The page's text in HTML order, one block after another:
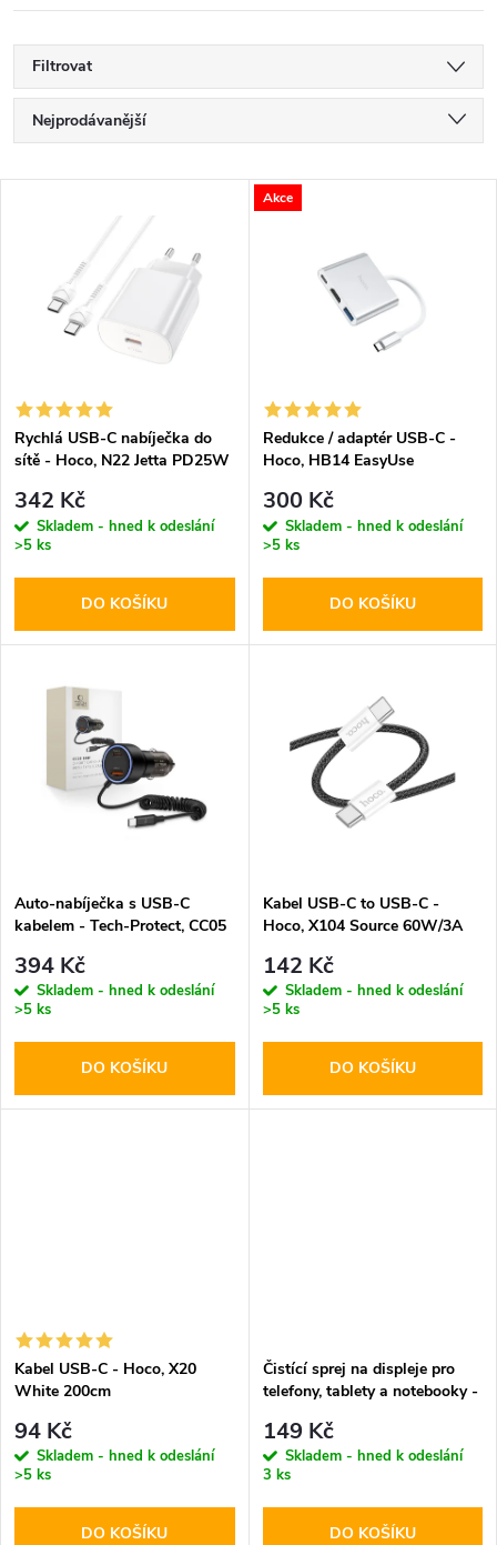
Filtrovat
Ř
a
í
p
r
o
d
Nejprodávanější
s
p
r
o
d
Rychlá USB-C nabíječka do
sítě - Hoco, N22 Jetta PD25W
342 Kč
Skladem - hned k odeslání
>5 ks
DO KOŠÍKU
Akce
Redukce / adaptér USB-C -
Hoco, HB14 EasyUse
300 Kč
Skladem - hned k odeslání
>5 ks
DO KOŠÍKU
Auto-nabíječka s USB-C
kabelem - Tech-Protect, CC05
394 Kč
Skladem - hned k odeslání
>5 ks
DO KOŠÍKU
Kabel USB-C to USB-C -
Hoco, X104 Source 60W/3A
142 Kč
Skladem - hned k odeslání
>5 ks
DO KOŠÍKU
Kabel USB-C - Hoco, X20
White 200cm
94 Kč
Skladem - hned k odeslání
>5 ks
DO KOŠÍKU
Čistící sprej na displeje pro
telefony, tablety a notebooky -
200ml
149 Kč
Skladem - hned k odeslání
3 ks
DO KOŠÍKU